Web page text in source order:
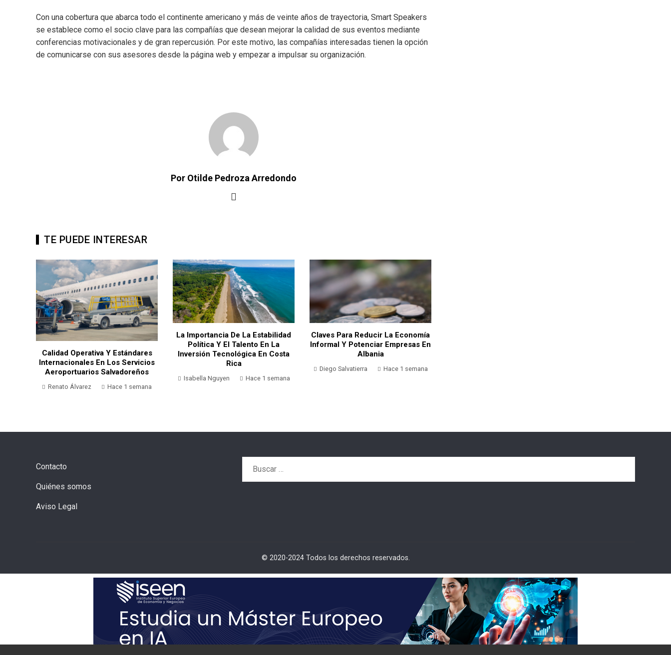
Con una cobertura que abarca todo el continente americano y más de veinte años de trayectoria, Smart Speakers
se establece como el socio clave para las compañías que desean mejorar la calidad de sus eventos mediante
conferencias motivacionales y de gran repercusión. Por este motivo, las compañías interesadas tienen la opción
de comunicarse con sus asesores desde la página web y empezar a impulsar su organización.
Por Otilde Pedroza Arredondo
TE PUEDE INTERESAR
Calidad Operativa Y Estándares
Internacionales En Los Servicios
Aeroportuarios Salvadoreños
Renato Álvarez Hace 1 semana
La Importancia De La Estabilidad
Política Y El Talento En La
Inversión Tecnológica En Costa
Rica
Isabella Nguyen Hace 1 semana
Claves Para Reducir La Economía
Informal Y Potenciar Empresas En
Albania
Diego Salvatierra Hace 1 semana
Contacto
Quiénes somos
Aviso Legal
© 2020-2024 Todos los derechos reservados.